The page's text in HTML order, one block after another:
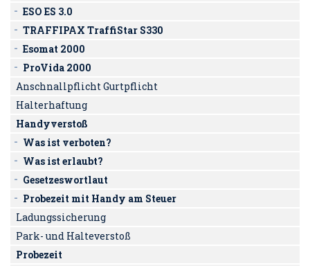
ESO ES 3.0
TRAFFIPAX TraffiStar S330
Esomat 2000
ProVida 2000
Anschnallpflicht Gurtpflicht
Halterhaftung
Handyverstoß
Was ist verboten?
Was ist erlaubt?
Gesetzeswortlaut
Probezeit mit Handy am Steuer
Ladungssicherung
Park- und Halteverstoß
Probezeit